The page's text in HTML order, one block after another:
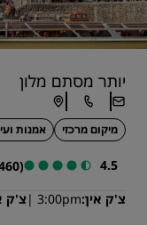
יותר מסתם מלון
מיקום מרכזי אמנות
4.5
(2460 ביקורות)
צ'ק אין 3:00pm צ'ק